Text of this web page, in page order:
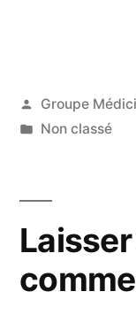
Publié
par
Groupe
Publié
Non classé